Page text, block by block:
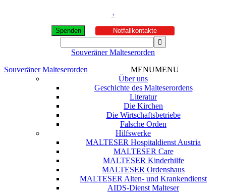
+
Spenden Notfallkontakte
Souveräner Malteserorden
Souveräner Malteserorden
MENUMENU
Über uns
Geschichte des Malteserordens
Literatur
Die Kirchen
Die Wirtschaftsbetriebe
Falsche Orden
Hilfswerke
MALTESER Hospitaldienst Austria
MALTESER Care
MALTESER Kinderhilfe
MALTESER Ordenshaus
MALTESER Alten- und Krankendienst
AIDS-Dienst Malteser